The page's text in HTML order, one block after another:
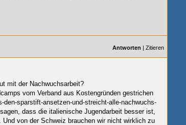
Antworten | Zitieren
mit der Nachwuchsarbeit?
vom Verband aus Kostengründen gestrichen
sparstift-ansetzen-und-streicht-alle-nachwuchs-
dass die italienische Jugendarbeit besser ist,
von der Schweiz brauchen wir nicht wirklich zu